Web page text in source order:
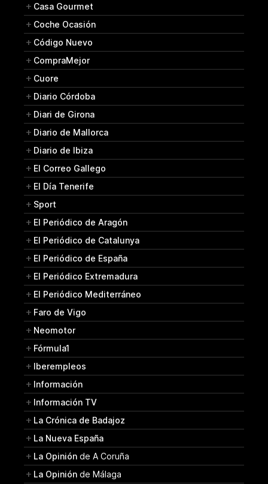
Casa Gourmet
Coche Ocasión
Código Nuevo
CompraMejor
Cuore
Diario Córdoba
Diari de Girona
Diario de Mallorca
Diario de Ibiza
El Correo Gallego
El Día Tenerife
Sport
El Periódico de Aragón
El Periódico de Catalunya
El Periódico de España
El Periódico Extremadura
El Periódico Mediterráneo
Faro de Vigo
Neomotor
Fórmula1
Iberempleos
Información
Información TV
La Crónica de Badajoz
La Nueva España
La Opinión de A Coruña
La Opinión de Málaga